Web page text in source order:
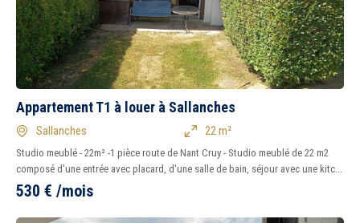
Appartement T1 à louer à Sallanches
Sallanches 22 m²
Studio meublé - 22m² -1 pièce route de Nant Cruy - Studio meublé de 22 m2
composé d'une entrée avec placard, d'une salle de bain, séjour avec une kitc...
530 € /mois